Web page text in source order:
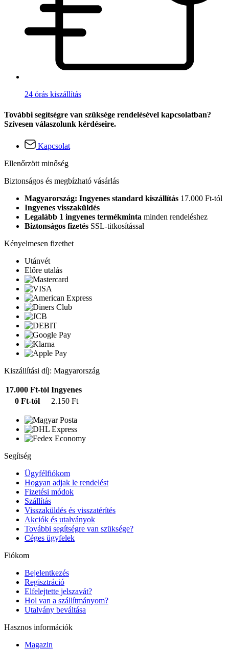
24 órás kiszállítás
További segítségre van szüksége rendelésével kapcsolatban?
Szívesen válaszolunk kérdéseire.
Kapcsolat
Ellenőrzött minőség
Biztonságos és megbízható vásárlás
Magyarország: Ingyenes standard kiszállítás 17.000 Ft-tól
Ingyenes visszaküldés
Legalább 1 ingyenes termékminta minden rendeléshez
Biztonságos fizetés SSL-titkosítással
Kényelmesen fizethet
Utánvét
Előre utalás
Kiszállítási díj: Magyarország
17.000 Ft-tól Ingyenes
0 Ft-tól
2.150 Ft
Segítség
Ügyfélfiókom
Hogyan adjak le rendelést
Fizetési módok
Szállítás
Visszaküldés és visszatérítés
Akciók és utalványok
További segítségre van szüksége?
Céges ügyfelek
Fiókom
Bejelentkezés
Regisztráció
Elfelejtette jelszavát?
Hol van a szállítmányom?
Utalvány beváltása
Hasznos információk
Magazin